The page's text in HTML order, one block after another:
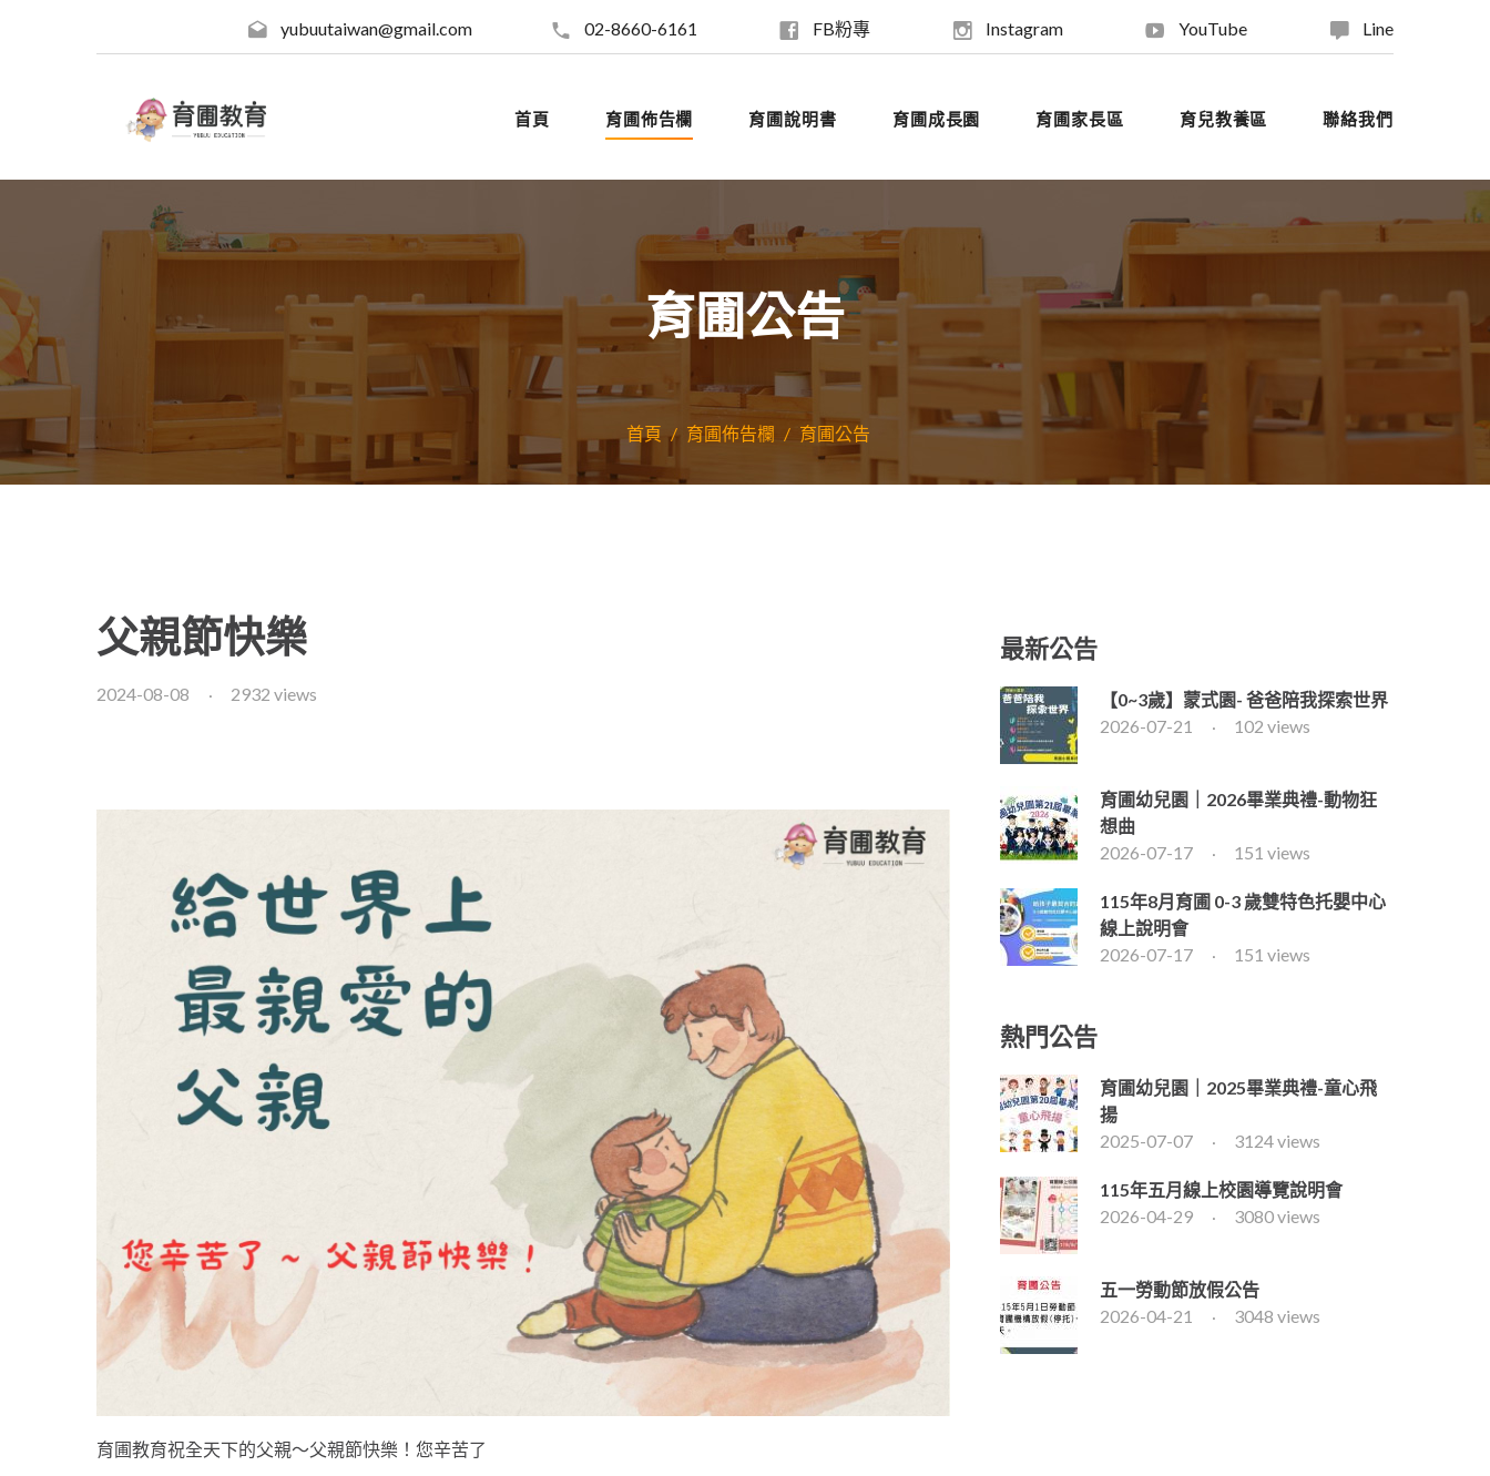
yubuutaiwan@gmail.com 02-8660-6161 FB粉專 Instagram YouTube Line
首頁 育圃佈告欄 育圃說明書 育圃成長園 育圃家長區 育兒教養區 聯絡我們
育圃公告
首頁 育圃佈告欄 育圃公告
父親節快樂
2024-08-08 2932 views
育圃教育祝全天下的父親～父親節快樂！您辛苦了
最新公告
【0~3歲】蒙式園- 爸爸陪我探索世界
2026-07-21
102 views
育圃幼兒園｜2026畢業典禮-動物狂
想曲
2026-07-17
151 views
115年8月育圃 0-3 歲雙特色托嬰中心
線上說明會
2026-07-17
151 views
熱門公告
育圃幼兒園｜2025畢業典禮-童心飛
揚
2025-07-07
3124 views
115年五月線上校園導覽說明會
2026-04-29
3080 views
五一勞動節放假公告
2026-04-21
3048 views